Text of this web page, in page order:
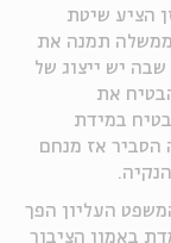
רוזן הציע שיטת
תמנה את
יש ייצוג של
את
במידת
אז מנחם
העליון הפך
באמון הציבור